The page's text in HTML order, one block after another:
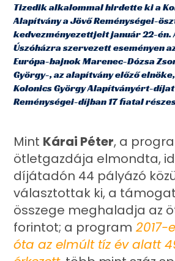
Tizedik alkalommal hirdette ki a
Alapítvány a Jövő Reménységei-
kedvezményezettjeit január 22-én.
Úszóházra szervezett eseményen
Európa-bajnok Marenec-Dózsa
György-, az alapítvány előző
Kolonics György Alapítványért-
Reménységei-díjban 17 fiatal
Mint Kárai Péter, a
ötletgazdája elmondta,
díjátadón 44 pályázó
választottak ki, a
összege meghaladja az
forintot; a program 2017-
óta az elmúlt tíz év alatt